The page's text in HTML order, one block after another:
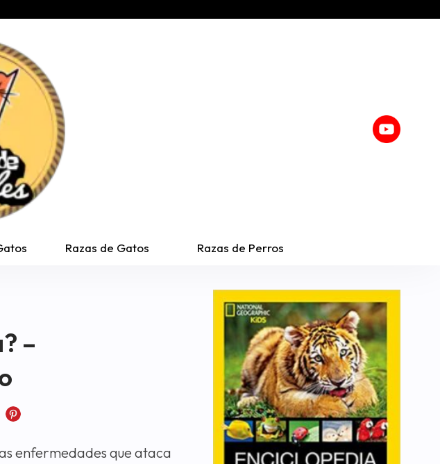
Razas de Gatos Razas de Perros
–
enfermedades que ataca